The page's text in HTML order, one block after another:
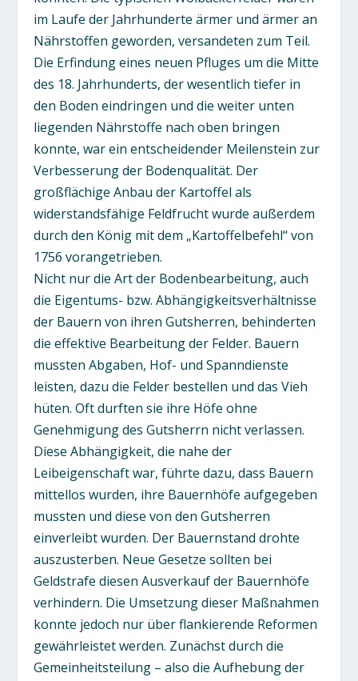
im Laufe der Jahrhunderte ärmer und ärmer an
Nährstoffen geworden, versandeten zum Teil.
Die Erfindung eines neuen Pfluges um die Mitte
des 18. Jahrhunderts, der wesentlich tiefer in
den Boden eindringen und die weiter unten
liegenden Nährstoffe nach oben bringen
konnte, war ein entscheidender Meilenstein zur
Verbesserung der Bodenqualität. Der
großflächige Anbau der Kartoffel als
widerstandsfähige Feldfrucht wurde außerdem
durch den König mit dem „Kartoffelbefehl“ von
1756 vorangetrieben.
Nicht nur die Art der Bodenbearbeitung, auch
die Eigentums- bzw. Abhängigkeitsverhältnisse
der Bauern von ihren Gutsherren, behinderten
die effektive Bearbeitung der Felder. Bauern
mussten Abgaben, Hof- und Spanndienste
leisten, dazu die Felder bestellen und das Vieh
hüten. Oft durften sie ihre Höfe ohne
Genehmigung des Gutsherrn nicht verlassen.
Diese Abhängigkeit, die nahe der
Leibeigenschaft war, führte dazu, dass Bauern
mittellos wurden, ihre Bauernhöfe aufgegeben
mussten und diese von den Gutsherren
einverleibt wurden. Der Bauernstand drohte
auszusterben. Neue Gesetze sollten bei
Geldstrafe diesen Ausverkauf der Bauernhöfe
verhindern. Die Umsetzung dieser Maßnahmen
konnte jedoch nur über flankierende Reformen
gewährleistet werden. Zunächst durch die
Gemeinheitsteilung – also die Aufhebung der